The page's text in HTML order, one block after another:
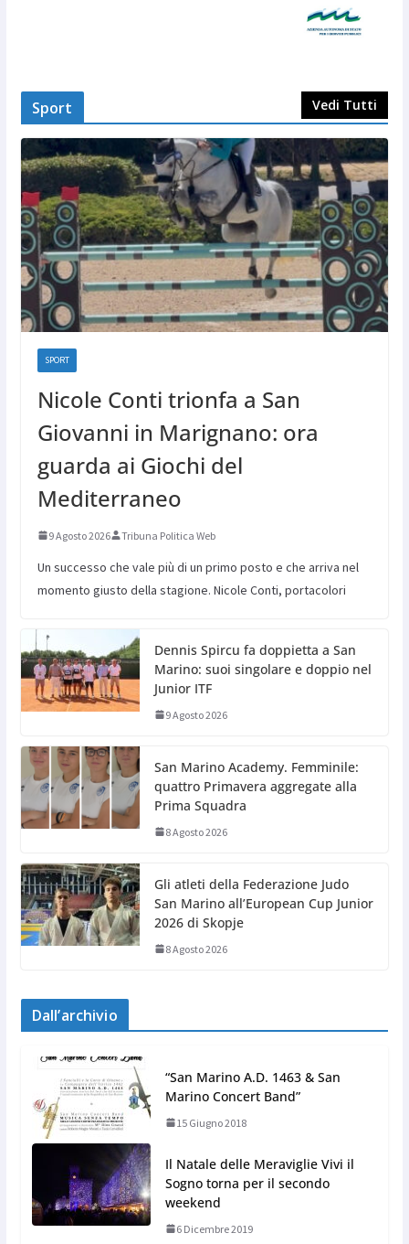
Sport Vedi Tutti
SPORT
Nicole Conti trionfa a San
Giovanni in Marignano: ora
guarda ai Giochi del
Mediterraneo
9 Agosto 2026 Tribuna Politica Web
Un successo che vale più di un primo posto e che arriva nel
momento giusto della stagione. Nicole Conti, portacolori
Dennis Spircu fa doppietta a San
Marino: suoi singolare e doppio nel
Junior ITF
9 Agosto 2026
San Marino Academy. Femminile:
quattro Primavera aggregate alla
Prima Squadra
8 Agosto 2026
Gli atleti della Federazione Judo
San Marino all’European Cup Junior
2026 di Skopje
8 Agosto 2026
Dall’archivio
“San Marino A.D. 1463 & San
Marino Concert Band”
15 Giugno 2018
Il Natale delle Meraviglie Vivi il
Sogno torna per il secondo
weekend
6 Dicembre 2019